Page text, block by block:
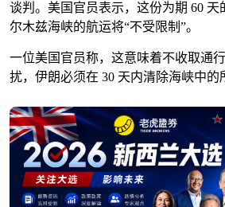
谈判。美国官员表示，这份为期 60 天
尔木兹海峡的航运将“不受限制”。
一位美国官员称，这意味着不收取通
扰，伊朗必须在 30 天内清除海峡中的